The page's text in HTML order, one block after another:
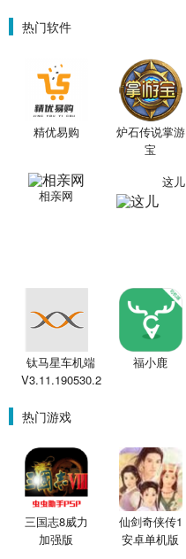
热门软件
精优易购
炉石传说掌游
宝
相亲网
这儿
钛马星车机端
V3.11.190530.2
福小鹿
热门游戏
三国志8威力
加强版
仙剑奇侠传1
安卓单机版